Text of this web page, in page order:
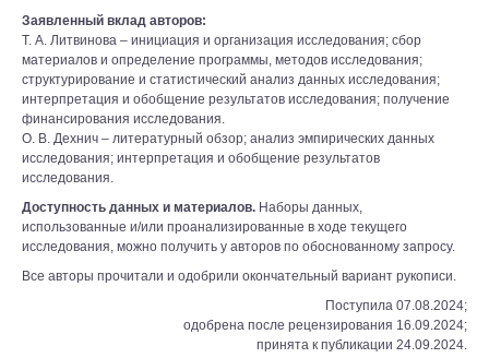
Заявленный вклад авторов:
Т. А. Литвинова ‒ инициация и организация исследования; сбор
материалов и определение программы, методов исследования;
структурирование и статистический анализ данных исследования;
интерпретация и обобщение результатов исследования; получение
финансирования исследования.
О. В. Дехнич ‒ литературный обзор; анализ эмпирических данных
исследования; интерпретация и обобщение результатов
исследования.
Доступность данных и материалов. Наборы данных,
использованные и/или проанализированные в ходе текущего
исследования, можно получить у авторов по обоснованному запросу.
Все авторы прочитали и одобрили окончательный вариант рукописи.
Поступила 07.08.2024;
одобрена после рецензирования 16.09.2024;
принята к публикации 24.09.2024.